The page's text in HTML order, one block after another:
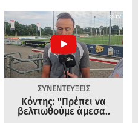
ΣΥΝΕΝΤΕΥΞΕΙΣ
Κόντης: "Πρέπει να
βελτιωθούμε άμεσα..